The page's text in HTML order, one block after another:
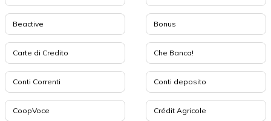
Beactive Bonus
Carte di Credito Che Banca!
Conti Correnti Conti deposito
CoopVoce Crédit Agricole